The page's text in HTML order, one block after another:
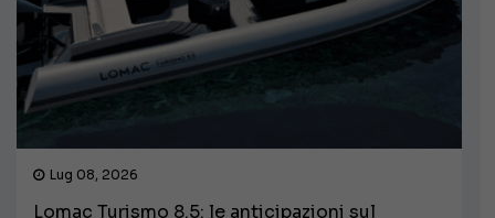
Lug 08, 2026
Lomac Turismo 8.5: le anticipazioni sul